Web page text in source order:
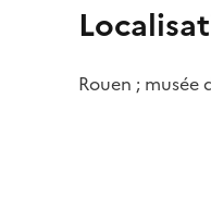
Rouen ; musée